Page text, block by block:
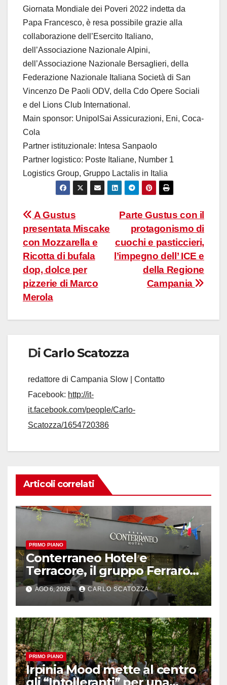
Giornata Mondiale dei Poveri 2022 indetta da
Papa Francesco, è resa possibile grazie alla
collaborazione dell’Esercito Italiano,
dell’Associazione Nazionale Alpini,
dell’Associazione Nazionale Bersaglieri, della
Federazione Nazionale Italiana Società di San
Vincenzo De Paoli ODV, della Cdo Opere Sociali
e del Lions Club International.
Main sponsor: UnipolSai Assicurazioni, Eni, Coca-
Cola
Partner istituzionale: Intesa Sanpaolo
Partner logistico: Poste Italiane, Number 1
Logistics Group, Gruppo Lactalis in Italia
Navigazione
articoli
Parte Gustus con il
protagonismo di
cuochi e pasticcieri,
l’impegno dell’ ICE e
della Regione
Campania
A Gustus
presentata Miscake
con Mozzarella e
Ricotta di bufala
dop, dolce per
pizzerie di Marco
Merola
Di Carlo Scatozza
redattore di Campania Slow | Contatto
Facebook: http://it-
it.facebook.com/people/Carlo-
Scatozza/1654720386
Articoli correlati
PRIMO PIANO
Conterraneo Hotel e
Terracore, il gruppo Ferraro
amplia l’ ospitalità e il gusto
alle porte di Caserta
AGO 6, 2026 CARLO SCATOZZA
PRIMO PIANO
Irpinia Mood mette al centro